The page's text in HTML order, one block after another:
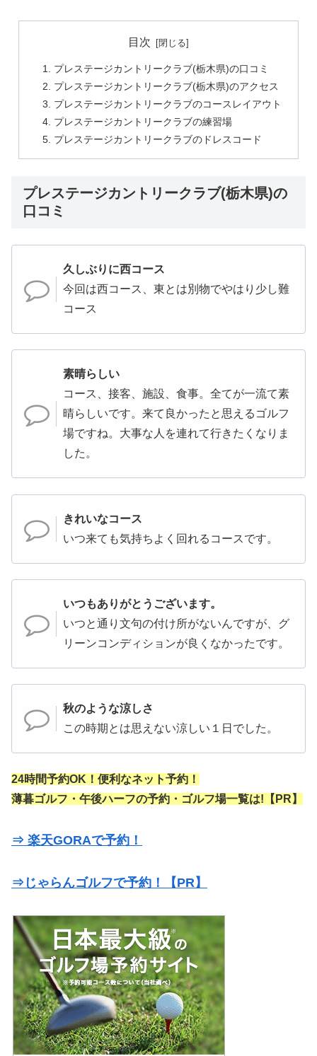
目次
プレステージカントリークラブ(栃木県)の口コミ
プレステージカントリークラブ(栃木県)のアクセス
プレステージカントリークラブのコースレイアウト
プレステージカントリークラブの練習場
プレステージカントリークラブのドレスコード
プレステージカントリークラブ(栃木県)の
口コミ
久しぶりに西コース
今回は西コース、東とは別物でやはり少し難
コース
素晴らしい
コース、接客、施設、食事。全てが一流て素
晴らしいです。来て良かったと思えるゴルフ
場ですね。大事な人を連れて行きたくなりま
した。
きれいなコース
いつ来ても気持ちよく回れるコースです。
いつもありがとうございます。
いつと通り文句の付け所がないんですが、グ
リーンコンディションが良くなかったです。
秋のような涼しさ
この時期とは思えない涼しい１日でした。
24時間予約OK！便利なネット予約！
薄暮ゴルフ・午後ハーフの予約・ゴルフ場一覧は!【PR】
⇒ 楽天GORAで予約！
⇒じゃらんゴルフで予約！【PR】